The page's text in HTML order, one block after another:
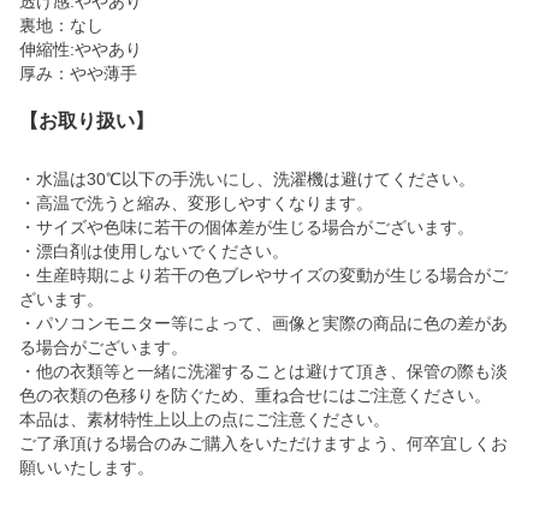
裏地：なし
伸縮性:ややあり
厚み：やや薄手
【お取り扱い】
・水温は30℃以下の手洗いにし、洗濯機は避けてください。
・高温で洗うと縮み、変形しやすくなります。
・サイズや色味に若干の個体差が生じる場合がございます。
・漂白剤は使用しないでください。
・生産時期により若干の色ブレやサイズの変動が生じる場合がご
ざいます。
・パソコンモニター等によって、画像と実際の商品に色の差があ
る場合がございます。
・他の衣類等と一緒に洗濯することは避けて頂き、保管の際も淡
色の衣類の色移りを防ぐため、重ね合せにはご注意ください。
本品は、素材特性上以上の点にご注意ください。
ご了承頂ける場合のみご購入をいただけますよう、何卒宜しくお
願いいたします。